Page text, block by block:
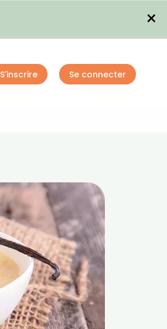
×
S'inscrire Se connecter